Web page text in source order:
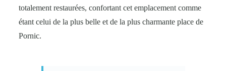
totalement restaurées, confortant cet emplacement comme
étant celui de la plus belle et de la plus charmante place de
Pornic.